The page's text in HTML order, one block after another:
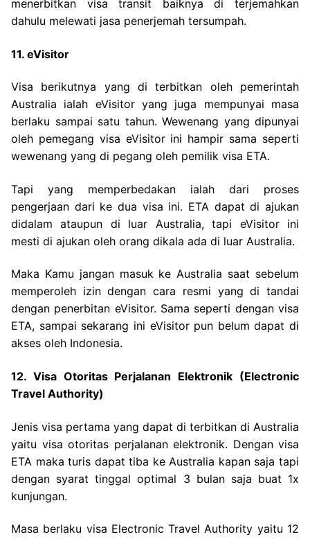
menerbitkan visa transit baiknya di terjemahkan
dahulu melewati jasa penerjemah tersumpah.
11. eVisitor
Visa berikutnya yang di terbitkan oleh pemerintah
Australia ialah eVisitor yang juga mempunyai masa
berlaku sampai satu tahun. Wewenang yang dipunyai
oleh pemegang visa eVisitor ini hampir sama seperti
wewenang yang di pegang oleh pemilik visa ETA.
Tapi yang memperbedakan ialah dari proses
pengerjaan dari ke dua visa ini. ETA dapat di ajukan
didalam ataupun di luar Australia, tapi eVisitor ini
mesti di ajukan oleh orang dikala ada di luar Australia.
Maka Kamu jangan masuk ke Australia saat sebelum
memperoleh izin dengan cara resmi yang di tandai
dengan penerbitan eVisitor. Sama seperti dengan visa
ETA, sampai sekarang ini eVisitor pun belum dapat di
akses oleh Indonesia.
12. Visa Otoritas Perjalanan Elektronik (Electronic
Travel Authority)
Jenis visa pertama yang dapat di terbitkan di Australia
yaitu visa otoritas perjalanan elektronik. Dengan visa
ETA maka turis dapat tiba ke Australia kapan saja tapi
dengan syarat tinggal optimal 3 bulan saja buat 1x
kunjungan.
Masa berlaku visa Electronic Travel Authority yaitu 12